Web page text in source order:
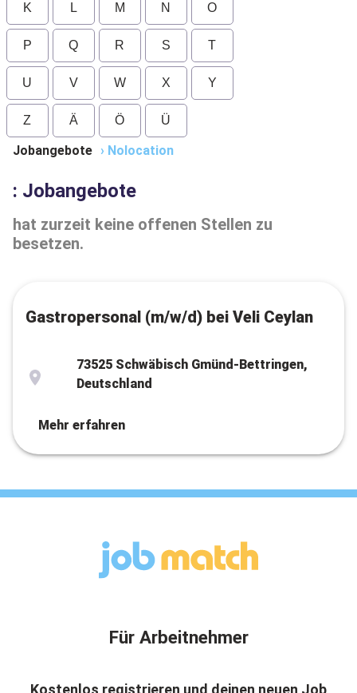
K L M N O
P Q R S T
U V W X Y
Z Ä Ö Ü
Jobangebote › Nolocation
: Jobangebote
hat zurzeit keine offenen Stellen zu
besetzen.
Gastropersonal (m/w/d) bei Veli Ceylan
73525 Schwäbisch Gmünd-Bettringen,
Deutschland
Mehr erfahren
Für Arbeitnehmer